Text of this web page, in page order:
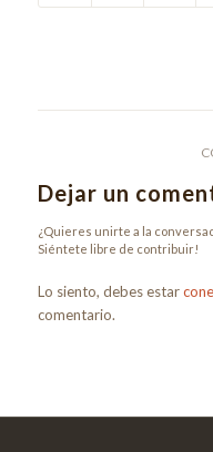
Dejar un
¿Quieres unirte a la
Siéntete libre de contribuir!
Lo siento, debes estar
comentario.